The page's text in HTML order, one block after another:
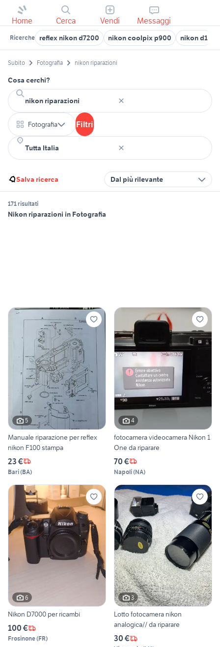
Home Cerca Vendi Messaggi
Ricerche reflex nikon d7200 nikon coolpix p900 nikon d1
Subito Fotografia nikon riparazioni
Cosa cerchi?
Fotografia Filtri
Salva ricerca Dal più rilevante
171 risultati
Nikon riparazioni in Fotografia
5
Manuale riparazione per reflex
nikon F100 stampa
23 €
Bari(BA)
4
fotocamera videocamera Nikon 1
One da riparare
70 €
Napoli(NA)
6
Nikon D7000 per ricambi
100 €
Frosinone(FR)
3
Lotto fotocamera nikon
analogica// da riparare
30 €